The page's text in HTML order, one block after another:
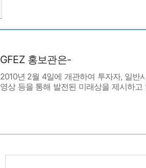
GFEZ 홍보관은-
2010년 2월 4일에 개관하여 투자자, 일반
영상 등을 통해 발전된 미래상을 제시하고